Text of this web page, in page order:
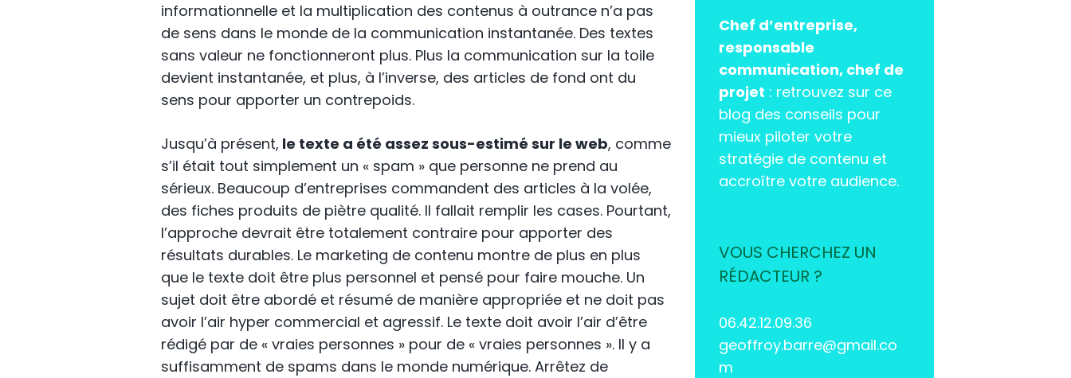
informationnelle et la multiplication des contenus à outrance n’a pas
de sens dans le monde de la communication instantanée. Des textes
sans valeur ne fonctionneront plus. Plus la communication sur la toile
devient instantanée, et plus, à l’inverse, des articles de fond ont du
sens pour apporter un contrepoids.
Jusqu’à présent, le texte a été assez sous-estimé sur le web, comme
s’il était tout simplement un « spam » que personne ne prend au
sérieux. Beaucoup d’entreprises commandent des articles à la volée,
des fiches produits de piètre qualité. Il fallait remplir les cases. Pourtant,
l’approche devrait être totalement contraire pour apporter des
résultats durables. Le marketing de contenu montre de plus en plus
que le texte doit être plus personnel et pensé pour faire mouche. Un
sujet doit être abordé et résumé de manière appropriée et ne doit pas
avoir l’air hyper commercial et agressif. Le texte doit avoir l’air d’être
rédigé par de « vraies personnes » pour de « vraies personnes ». Il y a
suffisamment de spams dans le monde numérique. Arrêtez de
Chef d’entreprise,
responsable
communication, chef de
projet : retrouvez sur ce
blog des conseils pour
mieux piloter votre
stratégie de contenu et
accroître votre audience.
VOUS CHERCHEZ UN
RÉDACTEUR ?
06.42.12.09.36
geoffroy.barre@gmail.co
m